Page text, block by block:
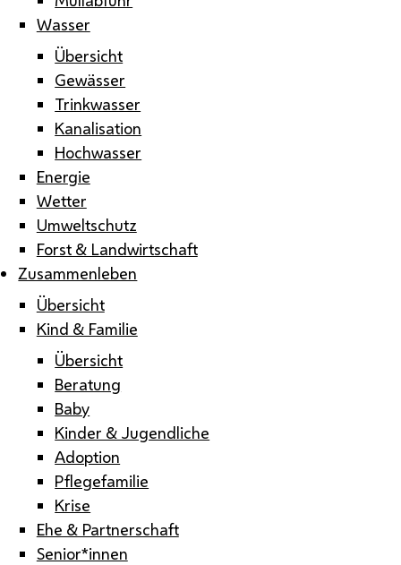
Wasser
Übersicht
Gewässer
Trinkwasser
Kanalisation
Hochwasser
Energie
Wetter
Umweltschutz
Forst & Landwirtschaft
Zusammenleben
Übersicht
Kind & Familie
Übersicht
Beratung
Baby
Kinder & Jugendliche
Adoption
Pflegefamilie
Krise
Ehe & Partnerschaft
Senior*innen